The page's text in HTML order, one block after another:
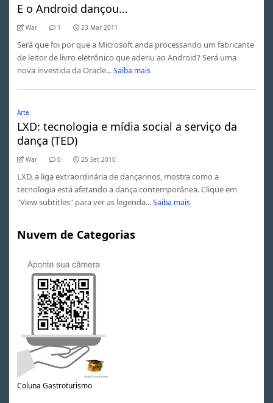
E o Android dançou...
War 1 23 Mar 2011
Será que foi por que a Microsoft anda processando um fabricante
de leitor de livro eletrônico que aderiu ao Android? Será uma
nova investida da Oracle... Saiba mais
Arte
LXD: tecnologia e mídia social a serviço da
dança (TED)
War 0 25 Set 2010
LXD, a liga extraordinária de dançarinos, mostra como a
tecnologia está afetando a dança contemporânea. Clique em
"View subtitles" para ver as legenda... Saiba mais
Nuvem de Categorias
Coluna Gastroturismo